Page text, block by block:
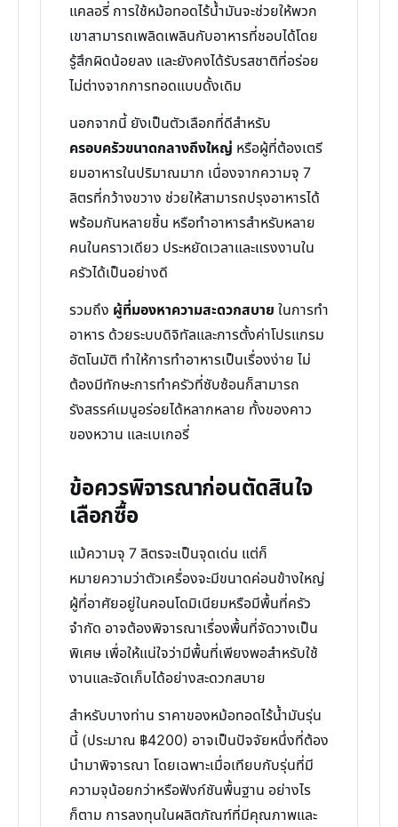
แคลอรี่ การใช้หม้อทอดไร้น้ำมันจะช่วยให้พวก
เขาสามารถเพลิดเพลินกับอาหารที่ชอบได้โดย
รู้สึกผิดน้อยลง และยังคงได้รับรสชาติที่อร่อย
ไม่ต่างจากการทอดแบบดั้งเดิม
นอกจากนี้ ยังเป็นตัวเลือกที่ดีสำหรับ
ครอบครัวขนาดกลางถึงใหญ่ หรือผู้ที่ต้องเตรี
ยมอาหารในปริมาณมาก เนื่องจากความจุ 7
ลิตรที่กว้างขวาง ช่วยให้สามารถปรุงอาหารได้
พร้อมกันหลายชิ้น หรือทำอาหารสำหรับหลาย
คนในคราวเดียว ประหยัดเวลาและแรงงานใน
ครัวได้เป็นอย่างดี
รวมถึง ผู้ที่มองหาความสะดวกสบาย ในการทำ
อาหาร ด้วยระบบดิจิทัลและการตั้งค่าโปรแกรม
อัตโนมัติ ทำให้การทำอาหารเป็นเรื่องง่าย ไม่
ต้องมีทักษะการทำครัวที่ซับซ้อนก็สามารถ
รังสรรค์เมนูอร่อยได้หลากหลาย ทั้งของคาว
ของหวาน และเบเกอรี่
ข้อควรพิจารณาก่อนตัดสินใจ
เลือกซื้อ
แม้ความจุ 7 ลิตรจะเป็นจุดเด่น แต่ก็
หมายความว่าตัวเครื่องจะมีขนาดค่อนข้างใหญ่
ผู้ที่อาศัยอยู่ในคอนโดมิเนียมหรือมีพื้นที่ครัว
จำกัด อาจต้องพิจารณาเรื่องพื้นที่จัดวางเป็น
พิเศษ เพื่อให้แน่ใจว่ามีพื้นที่เพียงพอสำหรับใช้
งานและจัดเก็บได้อย่างสะดวกสบาย
สำหรับบางท่าน ราคาของหม้อทอดไร้น้ำมันรุ่น
นี้ (ประมาณ ฿4200) อาจเป็นปัจจัยหนึ่งที่ต้อง
นำมาพิจารณา โดยเฉพาะเมื่อเทียบกับรุ่นที่มี
ความจุน้อยกว่าหรือฟังก์ชันพื้นฐาน อย่างไร
ก็ตาม การลงทุนในผลิตภัณฑ์ที่มีคุณภาพและ